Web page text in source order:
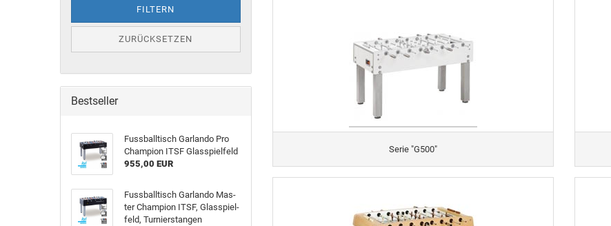
Serie "G500"
FILTERN
ZURÜCKSETZEN
Bestseller
Fuss­ball­tisch Gar­lan­do Pro
Cham­pion ITSF Glas­spiel­feld
955,00 EUR
Fuss­ball­tisch Gar­lan­do Mas­
ter Cham­pion ITSF, Glas­spiel­
feld, Tur­nier­stan­gen